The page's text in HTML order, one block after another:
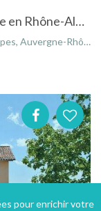
Gîte à Saint-Appolinaire dans le Rhône en Rhône-Alpes avec étang privé
Rhône-Alpes, France
pour enrichir votre